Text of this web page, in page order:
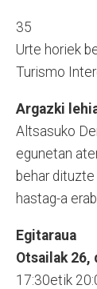
35
Urte horiek
Turismo
Argazki
Altsasuko
egunetan
behar
hastag-a
Egitaraua
Otsailak 26,
17:30etik